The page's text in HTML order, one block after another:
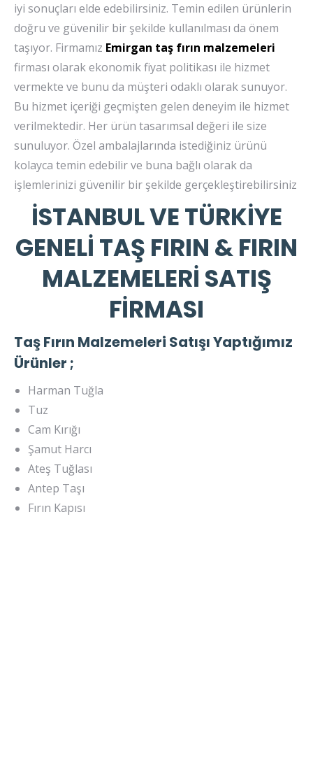
iyi sonuçları elde edebilirsiniz. Temin edilen ürünlerin
doğru ve güvenilir bir şekilde kullanılması da önem
taşıyor. Firmamız Emirgan taş fırın malzemeleri
firması olarak ekonomik fiyat politikası ile hizmet
vermekte ve bunu da müşteri odaklı olarak sunuyor.
Bu hizmet içeriği geçmişten gelen deneyim ile hizmet
verilmektedir. Her ürün tasarımsal değeri ile size
sunuluyor. Özel ambalajlarında istediğiniz ürünü
kolayca temin edebilir ve buna bağlı olarak da
işlemlerinizi güvenilir bir şekilde gerçekleştirebilirsiniz
İSTANBUL VE TÜRKİYE
GENELİ TAŞ FIRIN & FIRIN
MALZEMELERİ SATIŞ
FİRMASI
Taş Fırın Malzemeleri Satışı Yaptığımız
Ürünler ;
Harman Tuğla
Tuz
Cam Kırığı
Şamut Harcı
Ateş Tuğlası
Antep Taşı
Fırın Kapısı